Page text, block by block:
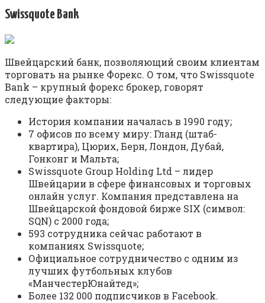
Swissquote Bank
Швейцарский банк, позволяющий своим клиентам
торговать на рынке Форекс. О том, что Swissquote
Bank – крупный форекс брокер, говорят
следующие факторы:
История компании началась в 1990 году;
7 офисов по всему миру: Гланд (штаб-
квартира), Цюрих, Берн, Лондон, Дубай,
Гонконг и Мальта;
Swissquote Group Holding Ltd – лидер
Швейцарии в сфере финансовых и торговых
онлайн услуг. Компания представлена на
Швейцарской фондовой бирже SIX (символ:
SQN) с 2000 года;
593 сотрудника сейчас работают в
компаниях Swissquote;
Официальное сотрудничество с одним из
лучших футбольных клубов
«МанчестерЮнайтед»;
Более 132 000 подписчиков в Facebook.